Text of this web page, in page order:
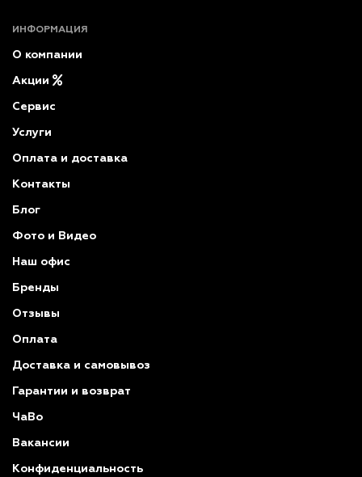
ИНФОРМАЦИЯ
О компании
Акции
Сервис
Услуги
Оплата и доставка
Контакты
Блог
Фото и Видео
Наш офис
Бренды
Отзывы
Оплата
Доставка и самовывоз
Гарантии и возврат
ЧаВо
Вакансии
Конфиденциальность